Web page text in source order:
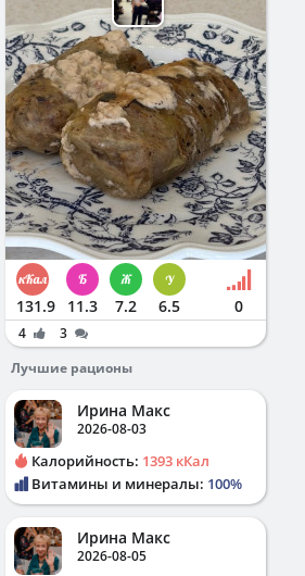
131.9 11.3 7.2 6.5 0
4
3
Лучшие рационы
Ирина Макс
2026-08-03
Калорийность: 1393 кКал
Витамины и минералы: 100%
Ирина Макс
2026-08-05